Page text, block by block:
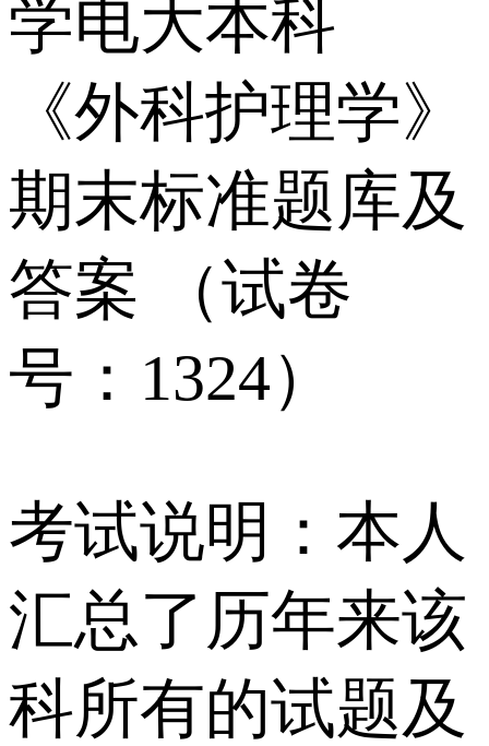
学电大本科
《外科护理学》
期末标准题库及
答案 （试卷
号：1324）
考试说明：本人
汇总了历年来该
科所有的试题及